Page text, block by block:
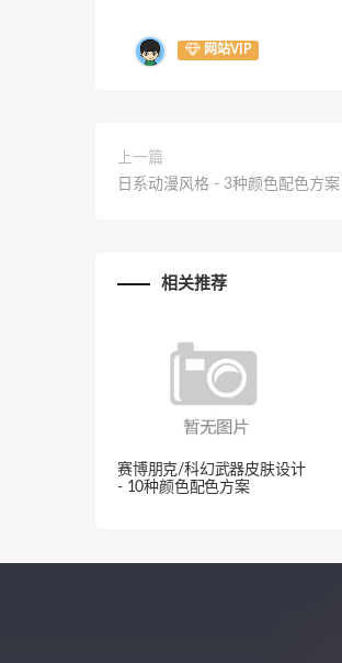
网站VIP
上一篇
日系动漫风格 - 3种颜色配色方案
相关推荐
赛博朋克/科幻武器皮肤设计
- 10种颜色配色方案